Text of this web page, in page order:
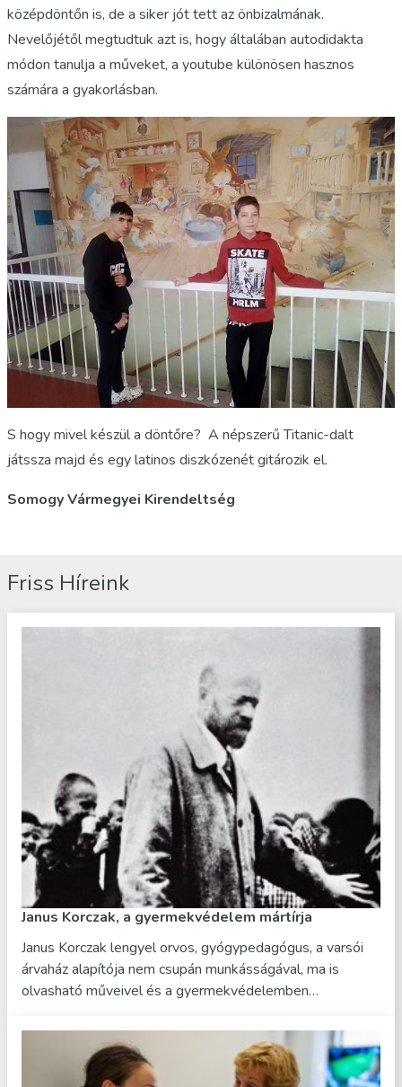
középdöntőn is, de a siker jót tett az önbizalmának.
Nevelőjétől megtudtuk azt is, hogy általában autodidakta
módon tanulja a műveket, a youtube különösen hasznos
számára a gyakorlásban.
S hogy mivel készül a döntőre? A népszerű Titanic-dalt
játssza majd és egy latinos diszkózenét gitározik el.
Somogy Vármegyei Kirendeltség
Friss Híreink
Janus Korczak, a gyermekvédelem mártírja
Janus Korczak lengyel orvos, gyógypedagógus, a varsói
árvaház alapítója nem csupán munkásságával, ma is
olvasható műveivel és a gyermekvédelemben…